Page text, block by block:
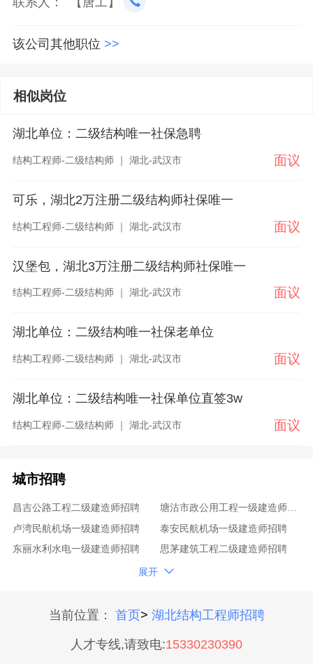
该公司其他职位 >>
相似岗位
湖北单位：二级结构唯一社保急聘
结构工程师-二级结构师 ｜ 湖北-武汉市 面议
可乐，湖北2万注册二级结构师社保唯一
结构工程师-二级结构师 ｜ 湖北-武汉市 面议
汉堡包，湖北3万注册二级结构师社保唯一
结构工程师-二级结构师 ｜ 湖北-武汉市 面议
湖北单位：二级结构唯一社保老单位
结构工程师-二级结构师 ｜ 湖北-武汉市 面议
湖北单位：二级结构唯一社保单位直签3w
结构工程师-二级结构师 ｜ 湖北-武汉市 面议
城市招聘
昌吉公路工程二级建造师招聘
塘沽市政公用工程一级建造师招聘
卢湾民航机场一级建造师招聘
泰安民航机场一级建造师招聘
东丽水利水电一级建造师招聘
思茅建筑工程二级建造师招聘
双鸭山矿业工程一级建造师招聘
张家口水利水电二级建造师招聘
扬州港口与航道一级建造师招聘
泰州一级建造师招聘
凉山建筑工程一级建造师招聘
展开 
当前位置： 首页> 湖北结构工程师招聘
人才专线,请致电:15330230390